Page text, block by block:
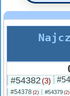
#54382 (3)
#54378 (2) #54379 (2)